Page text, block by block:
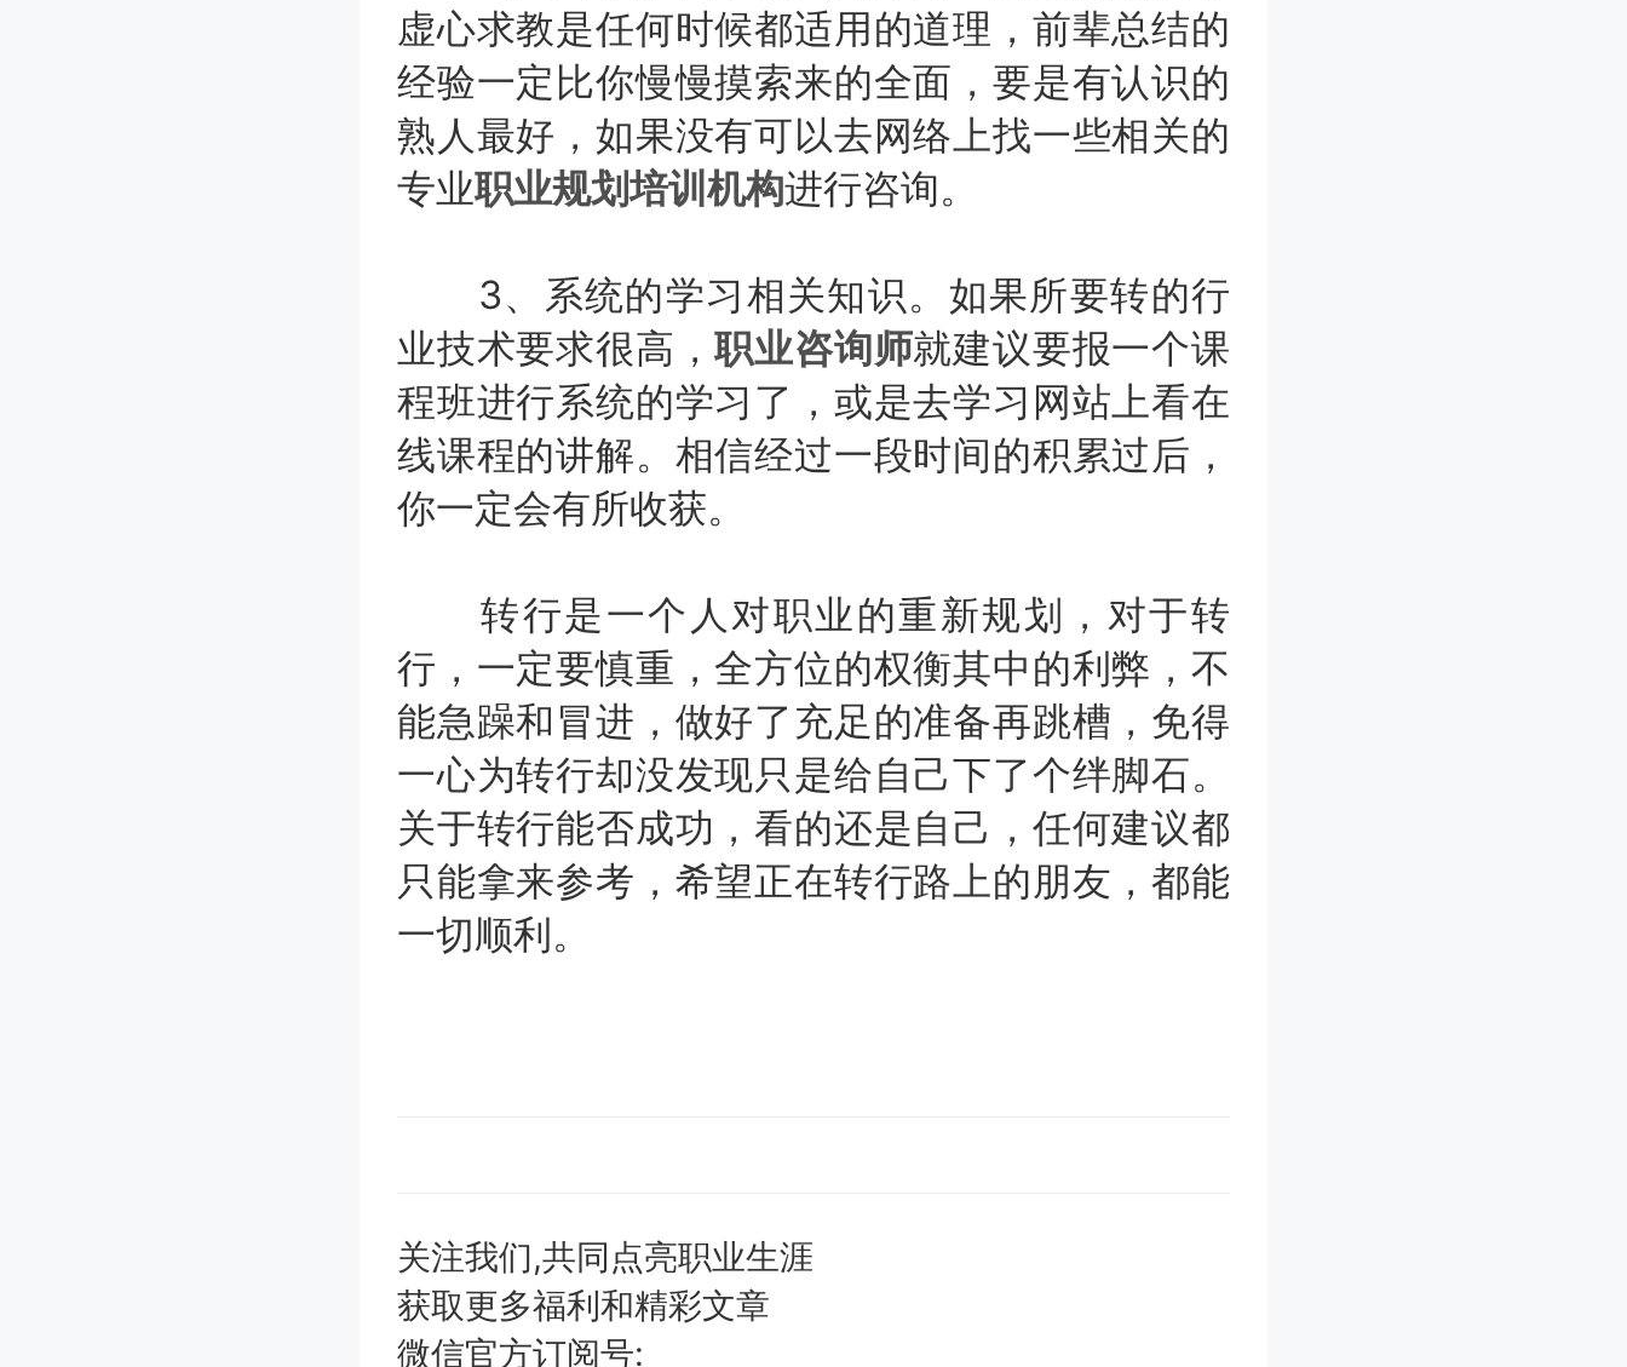
虚心求教是任何时候都适用的道理，前辈总结的
经验一定比你慢慢摸索来的全面，要是有认识的
熟人最好，如果没有可以去网络上找一些相关的
专业职业规划培训机构进行咨询。
3、系统的学习相关知识。如果所要转的行
业技术要求很高，职业咨询师就建议要报一个课
程班进行系统的学习了，或是去学习网站上看在
线课程的讲解。相信经过一段时间的积累过后，
你一定会有所收获。
转行是一个人对职业的重新规划，对于转
行，一定要慎重，全方位的权衡其中的利弊，不
能急躁和冒进，做好了充足的准备再跳槽，免得
一心为转行却没发现只是给自己下了个绊脚石。
关于转行能否成功，看的还是自己，任何建议都
只能拿来参考，希望正在转行路上的朋友，都能
一切顺利。
关注我们,共同点亮职业生涯
获取更多福利和精彩文章
微信官方订阅号: